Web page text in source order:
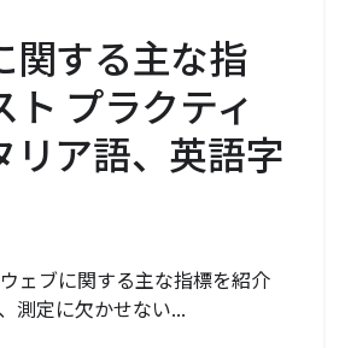
関する主な指
ト プラクティ
リア語、英語字
ェブに関する主な指標を紹介
測定に欠かせない...